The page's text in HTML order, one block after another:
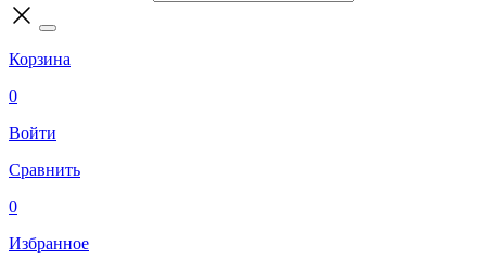
Корзина
0
Войти
Сравнить
0
Избранное